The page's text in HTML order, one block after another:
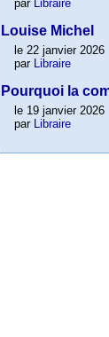
par Libraire
Louise Michel
le 22 janvier 2026
par Libraire
Pourquoi la
le 19 janvier 2026
par Libraire